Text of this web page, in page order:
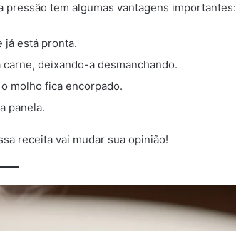
tem algumas vantagens importantes:
já está pronta.
deixando-a desmanchando.
molho fica encorpado.
panela.
receita vai mudar sua opinião!